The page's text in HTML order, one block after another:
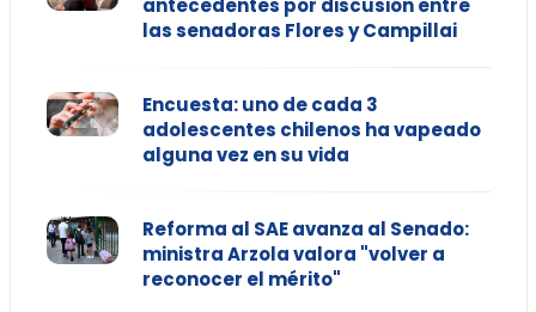
antecedentes por discusión entre
las senadoras Flores y Campillai
Encuesta: uno de cada 3
adolescentes chilenos ha vapeado
alguna vez en su vida
Reforma al SAE avanza al Senado:
ministra Arzola valora "volver a
reconocer el mérito"